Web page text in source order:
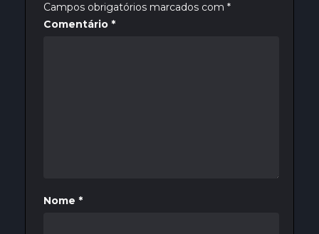
Campos obrigatórios marcados com *
Comentário *
Nome *